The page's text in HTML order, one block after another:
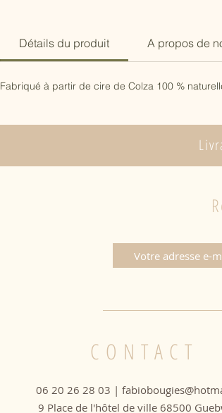
Détails du produit A propos de
Fabriqué à partir de cire de Colza 100 %
CONTACT
06 20 26 28 03 |
9 Place de l'hôtel de ville 68500